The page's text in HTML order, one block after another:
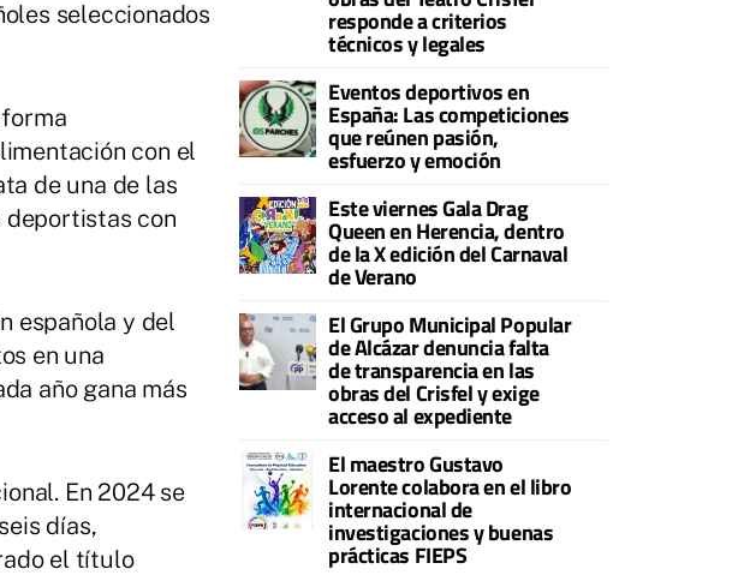
seleccionados
con el
de una de las
deportistas con
española y del
en una
año gana más
En 2024 se
días,
el título
responde a criterios
técnicos y legales
Eventos deportivos en
España: Las competiciones
que reúnen pasión,
esfuerzo y emoción
Este viernes Gala Drag
Queen en Herencia, dentro
de la X edición del Carnaval
de Verano
El Grupo Municipal Popular
de Alcázar denuncia falta
de transparencia en las
obras del Crisfel y exige
acceso al expediente
El maestro Gustavo
Lorente colabora en el libro
internacional de
investigaciones y buenas
prácticas FIEPS